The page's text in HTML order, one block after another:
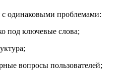
одинаковыми проблемами:
под ключевые слова;
вопросы пользователей;